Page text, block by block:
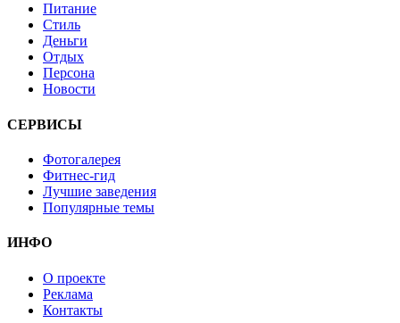
Питание
Стиль
Деньги
Отдых
Персона
Новости
СЕРВИСЫ
Фотогалерея
Фитнес-гид
Лучшие заведения
Популярные темы
ИНФО
О проекте
Реклама
Контакты